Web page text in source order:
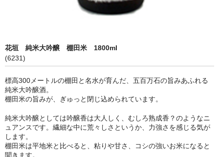
季節商品
黒龍酒造 [黒龍・九頭龍]
栃倉酒造 [米百俵]
鳥屋酒造 [池月]
花垣 純米大吟醸 棚田米 1800ml
(6231)
標高300メートルの棚田と名水が育んだ、五百万石の旨みあふれる
純米大吟醸酒。
棚田米の旨みが、ぎゅっと閉じ込められています。
純米大吟醸としては吟醸香は大人しく、むしろ熟成香？のようなニ
ュアンスです。繊細な中に荒々しさというか、力強さを感じる気が
します。
棚田米は平地米と比べると、粘りや甘さ、コシの強いお米になると
聞きます。